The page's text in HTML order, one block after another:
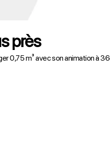
près
0,75 m³ avec son animation à